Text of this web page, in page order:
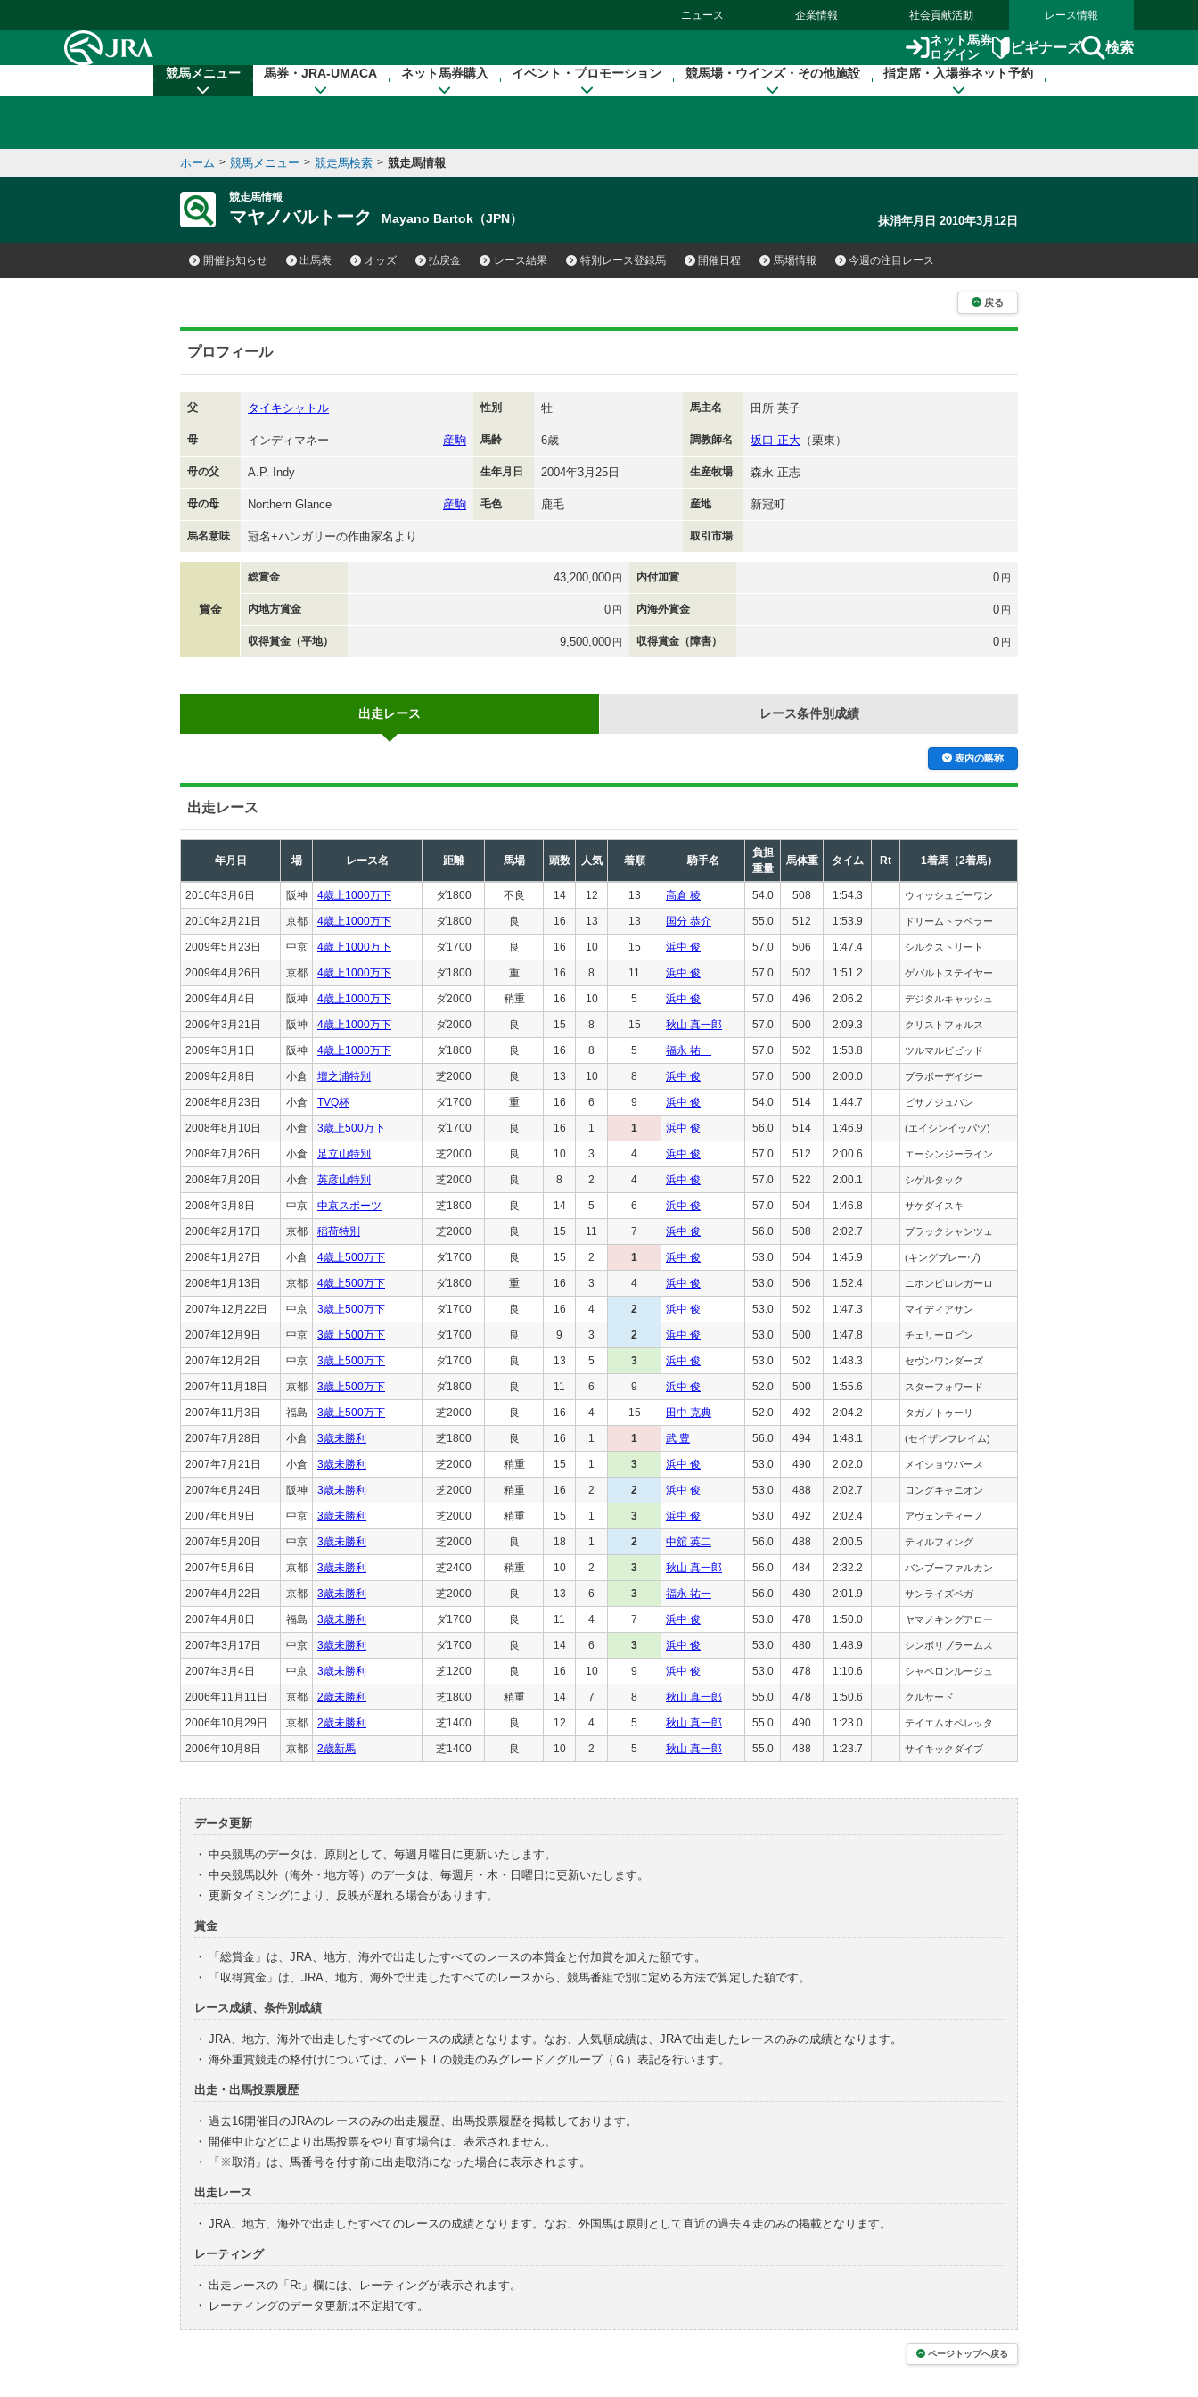
ニュース 企業情報 社会貢献活動 レース情報
ネット馬券
ログイン
ビギナーズ 検索
競馬メニュー 馬券・JRA-UMACA ネット馬券購入 イベント・プロモーション 競馬場・ウインズ・その他施設 指定席・入場券ネット予約
ホーム > 競馬メニュー > 競走馬検索 > 競走馬情報
競走馬情報
マヤノバルトーク Mayano Bartok（JPN） 抹消年月日 2010年3月12日
開催お知らせ 出馬表 オッズ 払戻金 レース結果 特別レース登録馬 開催日程 馬場情報 今週の注目レース
戻る
プロフィール
父 タイキシャトル 性別 牡 馬主名 田所 英子
母 インディマネー 産駒 馬齢 6歳 調教師名 坂口 正大 （栗東）
母の父 A.P. Indy 生年月日 2004年3月25日 生産牧場 森永 正志
母の母 Northern Glance 産駒 毛色 鹿毛 産地 新冠町
馬名意味 冠名+ハンガリーの作曲家名より 取引市場
賞金
総賞金 43,200,000 円 内付加賞 0 円
内地方賞金 0 円 内海外賞金 0 円
収得賞金（平地） 9,500,000 円 収得賞金（障害） 0 円
出走レース レース条件別成績
表内の略称
出走レース
年月日 場 レース名 距離 馬場 頭数 人気 着順 騎手名
負担
重量
馬体重 タイム Rt 1着馬（2着馬）
2010年3月6日 阪神 4歳上1000万下 ダ1800 不良 14 12 13 高倉 稜 54.0 508 1:54.3 ウィッシュビーワン
2010年2月21日 京都 4歳上1000万下 ダ1800 良 16 13 13 国分 恭介 55.0 512 1:53.9 ドリームトラベラー
2009年5月23日 中京 4歳上1000万下 ダ1700 良 16 10 15 浜中 俊 57.0 506 1:47.4 シルクストリート
2009年4月26日 京都 4歳上1000万下 ダ1800 重 16 8 11 浜中 俊 57.0 502 1:51.2 ゲバルトステイヤー
2009年4月4日 阪神 4歳上1000万下 ダ2000 稍重 16 10 5 浜中 俊 57.0 496 2:06.2 デジタルキャッシュ
2009年3月21日 阪神 4歳上1000万下 ダ2000 良 15 8 15 秋山 真一郎 57.0 500 2:09.3 クリストフォルス
2009年3月1日 阪神 4歳上1000万下 ダ1800 良 16 8 5 福永 祐一 57.0 502 1:53.8 ツルマルビビッド
2009年2月8日 小倉 壇之浦特別 芝2000 良 13 10 8 浜中 俊 57.0 500 2:00.0 ブラボーデイジー
2008年8月23日 小倉 TVQ杯 ダ1700 重 16 6 9 浜中 俊 54.0 514 1:44.7 ピサノジュバン
2008年8月10日 小倉 3歳上500万下 ダ1700 良 16 1 1 浜中 俊 56.0 514 1:46.9 (エイシンイッパツ)
2008年7月26日 小倉 足立山特別 芝2000 良 10 3 4 浜中 俊 57.0 512 2:00.6 エーシンジーライン
2008年7月20日 小倉 英彦山特別 芝2000 良 8 2 4 浜中 俊 57.0 522 2:00.1 シゲルタック
2008年3月8日 中京 中京スポーツ 芝1800 良 14 5 6 浜中 俊 57.0 504 1:46.8 サケダイスキ
2008年2月17日 京都 稲荷特別 芝2000 良 15 11 7 浜中 俊 56.0 508 2:02.7 ブラックシャンツェ
2008年1月27日 小倉 4歳上500万下 ダ1700 良 15 2 1 浜中 俊 53.0 504 1:45.9 (キングブレーヴ)
2008年1月13日 京都 4歳上500万下 ダ1800 重 16 3 4 浜中 俊 53.0 506 1:52.4 ニホンピロレガーロ
2007年12月22日 中京 3歳上500万下 ダ1700 良 16 4 2 浜中 俊 53.0 502 1:47.3 マイディアサン
2007年12月9日 中京 3歳上500万下 ダ1700 良 9 3 2 浜中 俊 53.0 500 1:47.8 チェリーロビン
2007年12月2日 中京 3歳上500万下 ダ1700 良 13 5 3 浜中 俊 53.0 502 1:48.3 セヴンワンダーズ
2007年11月18日 京都 3歳上500万下 ダ1800 良 11 6 9 浜中 俊 52.0 500 1:55.6 スターフォワード
2007年11月3日 福島 3歳上500万下 芝2000 良 16 4 15 田中 克典 52.0 492 2:04.2 タガノトゥーリ
2007年7月28日 小倉 3歳未勝利 芝1800 良 16 1 1 武 豊 56.0 494 1:48.1 (セイザンフレイム)
2007年7月21日 小倉 3歳未勝利 芝2000 稍重 15 1 3 浜中 俊 53.0 490 2:02.0 メイショウパース
2007年6月24日 阪神 3歳未勝利 芝2000 稍重 16 2 2 浜中 俊 53.0 488 2:02.7 ロングキャニオン
2007年6月9日 中京 3歳未勝利 芝2000 稍重 15 1 3 浜中 俊 53.0 492 2:02.4 アヴェンティーノ
2007年5月20日 中京 3歳未勝利 芝2000 良 18 1 2 中舘 英二 56.0 488 2:00.5 ティルフィング
2007年5月6日 京都 3歳未勝利 芝2400 稍重 10 2 3 秋山 真一郎 56.0 484 2:32.2 バンブーファルカン
2007年4月22日 京都 3歳未勝利 芝2000 良 13 6 3 福永 祐一 56.0 480 2:01.9 サンライズベガ
2007年4月8日 福島 3歳未勝利 ダ1700 良 11 4 7 浜中 俊 53.0 478 1:50.0 ヤマノキングアロー
2007年3月17日 中京 3歳未勝利 ダ1700 良 14 6 3 浜中 俊 53.0 480 1:48.9 シンボリブラームス
2007年3月4日 中京 3歳未勝利 芝1200 良 16 10 9 浜中 俊 53.0 478 1:10.6 シャペロンルージュ
2006年11月11日 京都 2歳未勝利 芝1800 稍重 14 7 8 秋山 真一郎 55.0 478 1:50.6 クルサード
2006年10月29日 京都 2歳未勝利 芝1400 良 12 4 5 秋山 真一郎 55.0 490 1:23.0 テイエムオペレッタ
2006年10月8日 京都 2歳新馬 芝1400 良 10 2 5 秋山 真一郎 55.0 488 1:23.7 サイキックダイブ
データ更新
・ 中央競馬のデータは、原則として、毎週月曜日に更新いたします。
・ 中央競馬以外（海外・地方等）のデータは、毎週月・木・日曜日に更新いたします。
・ 更新タイミングにより、反映が遅れる場合があります。
賞金
・
「総賞金」は、JRA、地方、海外で出走したすべてのレースの本賞金と付加賞を加えた額です。
・
「収得賞金」は、JRA、地方、海外で出走したすべてのレースから、競馬番組で別に定める方法で算定した額です。
レース成績、条件別成績
・ JRA、地方、海外で出走したすべてのレースの成績となります。なお、人気順成績は、JRAで出走したレースのみの成績となります。
・ 海外重賞競走の格付けについては、パートⅠの競走のみグレード／グループ（Ｇ）表記を行います。
出走・出馬投票履歴
・ 過去16開催日のJRAのレースのみの出走履歴、出馬投票履歴を掲載しております。
・ 開催中止などにより出馬投票をやり直す場合は、表示されません。
・
「※取消」は、馬番号を付す前に出走取消になった場合に表示されます。
出走レース
・ JRA、地方、海外で出走したすべてのレースの成績となります。なお、外国馬は原則として直近の過去４走のみの掲載となります。
レーティング
・ 出走レースの「Rt」欄には、レーティングが表示されます。
・
レーティングのデータ更新は不定期です。
ページトップへ戻る